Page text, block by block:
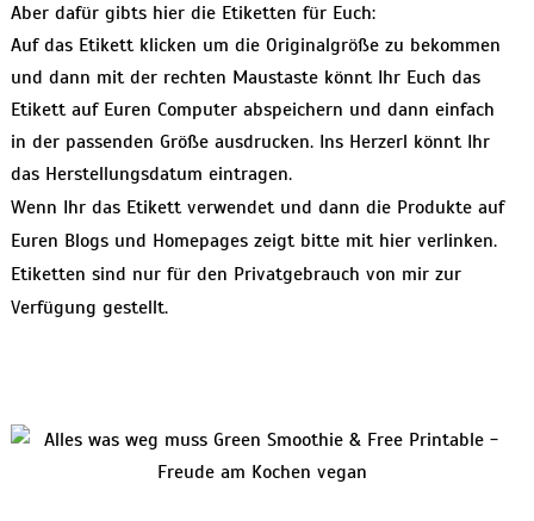
Aber dafür gibts hier die Etiketten für Euch:
Auf das Etikett klicken um die Originalgröße zu bekommen
und dann mit der rechten Maustaste könnt Ihr Euch das
Etikett auf Euren Computer abspeichern und dann einfach
in der passenden Größe ausdrucken. Ins Herzerl könnt Ihr
das Herstellungsdatum eintragen.
Wenn Ihr das Etikett verwendet und dann die Produkte auf
Euren Blogs und Homepages zeigt bitte mit hier verlinken.
Etiketten sind nur für den Privatgebrauch von mir zur
Verfügung gestellt.